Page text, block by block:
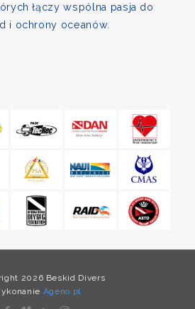
łączy wspólna pasja do
i ochrony oceanów.
2026 Beskid Divers
Ageno.pl